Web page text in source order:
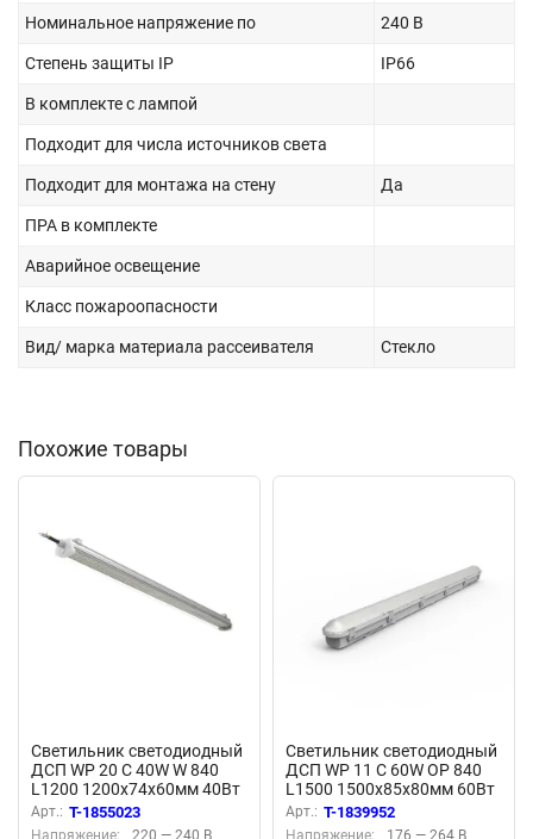
Номинальное напряжение по 240 В
Степень защиты IP IP66
В комплекте с лампой
Подходит для числа источников света
Подходит для монтажа на стену Да
ПРА в комплекте
Аварийное освещение
Класс пожароопасности
Вид/ марка материала рассеивателя Стекло
Похожие товары
Светильник светодиодный
ДСП WP 20 C 40W W 840
L1200 1200х74х60мм 40Вт
4000К IP66 пылевлагозащ.
бел. Русский Свет
Арт.: T-1855023
Напряжение: 220 — 240 В
Светильник светодиодный
ДСП WP 11 C 60W OP 840
L1500 1500х85х80мм 60Вт
4000К IP65 пылевлагозащ.
бел. Русский Свет
Арт.: T-1839952
Напряжение: 176 — 264 В